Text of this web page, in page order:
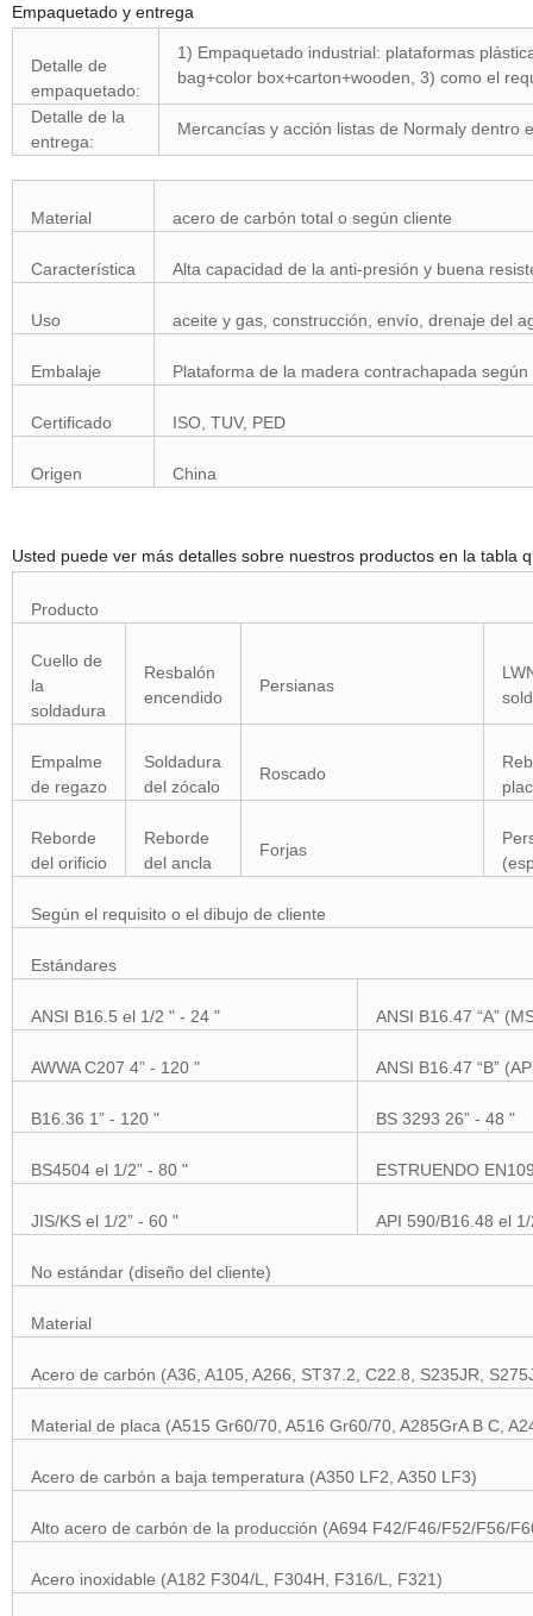
Empaquetado y entrega
Detalle de
empaquetado:
1) Empaquetado industrial: plataformas
bag+color box+carton+wooden, 3) como el
Detalle de la
entrega:
Mercancías y acción listas de Normaly dentro
Material acero de carbón total o según cliente
Característica Alta capacidad de la anti-presión y buena
Uso aceite y gas, construcción, envío, drenaje del
Embalaje Plataforma de la madera contrachapada según
Certificado ISO, TUV, PED
Origen China
Usted puede ver más detalles sobre nuestros productos en la tabla
Producto
Cuello de
la
soldadura
Resbalón
encendido
Persianas
Empalme
de regazo
Soldadura
del zócalo
Roscado
Reborde
del orificio
Reborde
del ancla
Forjas
Según el requisito o el dibujo de cliente
Estándares
ANSI B16.5 el 1/2 " - 24 " ANSI B16.47 “A”
AWWA C207 4” - 120 " ANSI B16.47 “B”
B16.36 1” - 120 " BS 3293 26” - 48 "
BS4504 el 1/2” - 80 " ESTRUENDO
JIS/KS el 1/2” - 60 " API 590/B16.48 el 1/
No estándar (diseño del cliente)
Material
Acero de carbón (A36, A105, A266, ST37.2, C22.8, S235JR,
Material de placa (A515 Gr60/70, A516 Gr60/70, A285GrA B C,
Acero de carbón a baja temperatura (A350 LF2, A350 LF3)
Alto acero de carbón de la producción (A694 F42/F46/F52/F56/
Acero inoxidable (A182 F304/L, F304H, F316/L, F321)